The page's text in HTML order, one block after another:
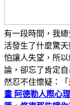
有一段時間，我
活發生了什麼驚
怕讓人失望，所
論，卻忘了肯定
然忍不住懷疑：
畫 阿德勒人際心